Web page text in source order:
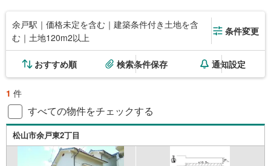
余戸駅｜価格未定を含む｜建築条件付き土地を含
む｜土地120m2以上
条件変更
おすすめ順 検索条件保存 通知設定
1 件
すべての物件をチェックする
松山市余戸東2丁目